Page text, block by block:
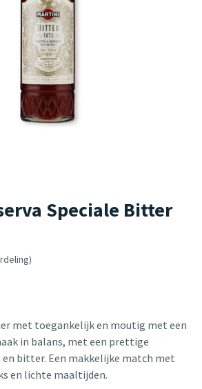
Speciale Bitter
met toegankelijk en moutig met een
in balans, met een prettige
bitter. Een makkelijke match met
en lichte maaltijden.